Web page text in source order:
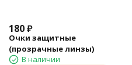
180₽
Очки защитные
(прозрачные линзы)
В наличии